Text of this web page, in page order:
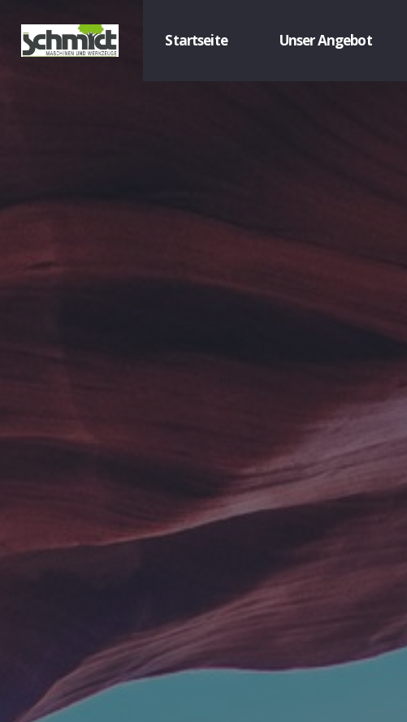
Startseite Unser Angebot